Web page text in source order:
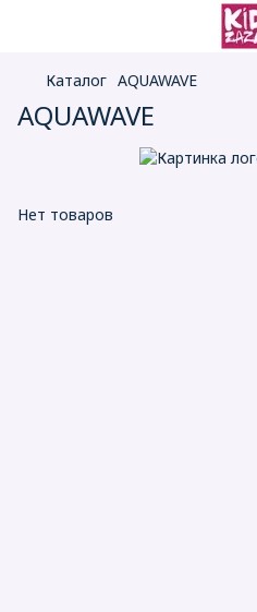
Каталог AQUAWAVE
AQUAWAVE
Нет товаров